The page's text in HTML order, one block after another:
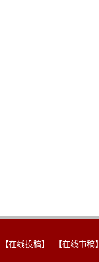
【在线投稿】 【在线审稿】